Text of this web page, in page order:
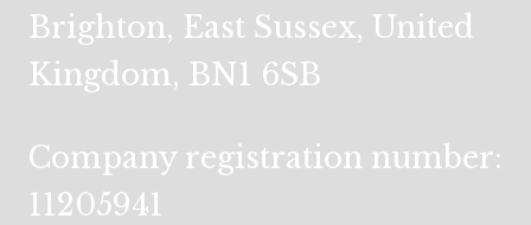
Brighton, East Sussex, United
Kingdom, BN1 6SB
Company registration number:
11205941